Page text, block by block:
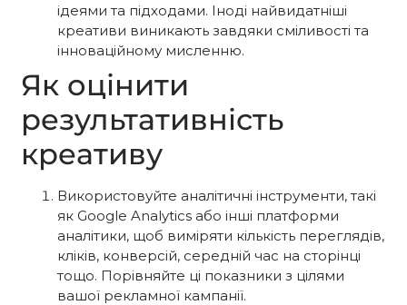
ідеями та підходами. Іноді найвидатніші
креативи виникають завдяки сміливості та
інноваційному мисленню.
Як оцінити
результативність
креативу
Використовуйте аналітичні інструменти, такі
як Google Analytics або інші платформи
аналітики, щоб виміряти кількість переглядів,
кліків, конверсій, середній час на сторінці
тощо. Порівняйте ці показники з цілями
вашої рекламної кампанії.